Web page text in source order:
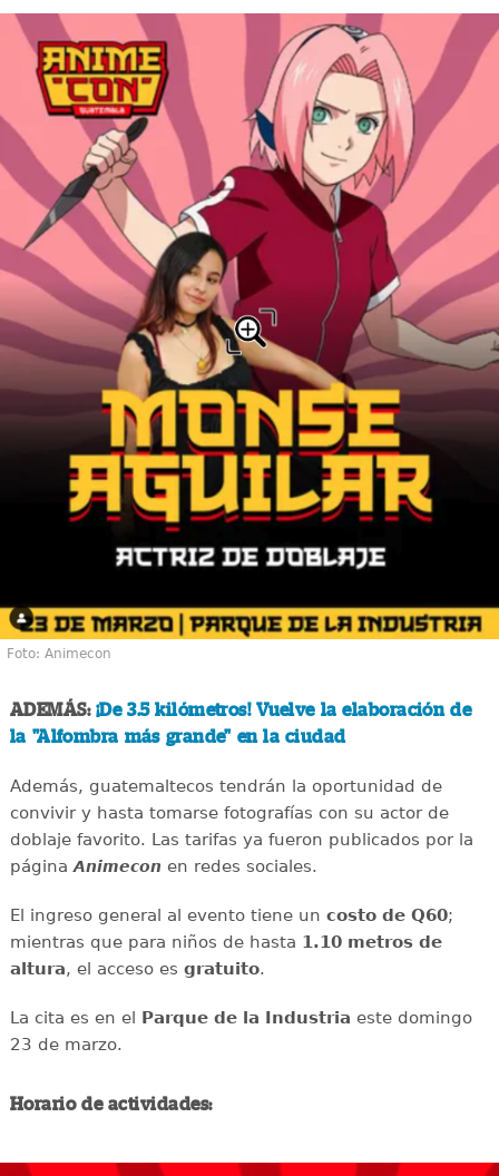
Foto: Animecon
ADEMÁS: ¡De 3.5 kilómetros! Vuelve la elaboración de
la "Alfombra más grande" en la ciudad
Además, guatemaltecos tendrán la oportunidad de
convivir y hasta tomarse fotografías con su actor de
doblaje favorito. Las tarifas ya fueron publicados por la
página Animecon en redes sociales.
El ingreso general al evento tiene un costo de Q60;
mientras que para niños de hasta 1.10 metros de
altura, el acceso es gratuito.
La cita es en el Parque de la Industria este domingo
23 de marzo.
Horario de actividades: